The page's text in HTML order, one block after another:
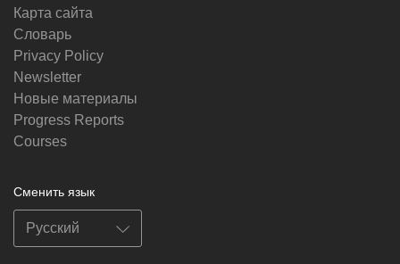
Карта сайта
Словарь
Privacy Policy
Newsletter
Новые материалы
Progress Reports
Courses
Сменить язык